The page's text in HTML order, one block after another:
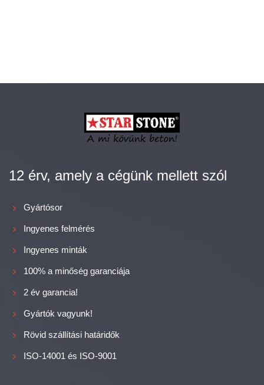
12 érv, amely a cégünk mellett szól
Gyártósor
Ingyenes felmérés
Ingyenes minták
100% a minőség garanciája
2 év garancia!
Gyártók vagyunk!
Rövid szállítási határidők
ISO-14001 és ISO-9001